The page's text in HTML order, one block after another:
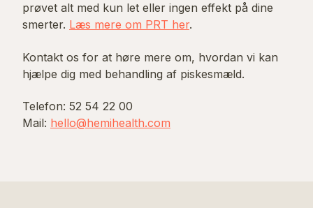
prøvet alt med kun let eller ingen effekt på dine
smerter. Læs mere om PRT her.
Kontakt os for at høre mere om, hvordan vi kan
hjælpe dig med behandling af piskesmæld.
Telefon: 52 54 22 00
Mail: hello@hemihealth.com